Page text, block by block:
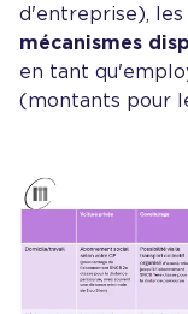
d'entreprise), les
mécanismes
en tant
(montants pour